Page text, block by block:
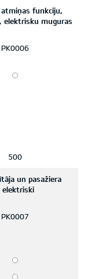
funkciju,
elektrisku muguras
PK0006
500
un pasažiera
elektriski
PK0007